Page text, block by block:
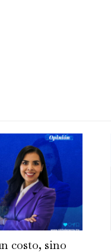
costo, sino